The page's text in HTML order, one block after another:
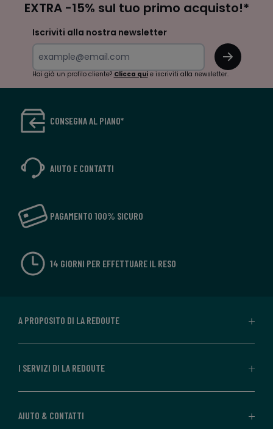
newsletter
EXTRA -15% sul tuo primo acquisto!*
Iscriviti alla nostra newsletter
OK
Hai già un profilo cliente? Clicca quie iscriviti alla newsletter.
CONSEGNA AL PIANO*
AIUTO E CONTATTI
PAGAMENTO 100% SICURO
14 GIORNI PER EFFETTUARE IL RESO
A PROPOSITO DI LA REDOUTE
I SERVIZI DI LA REDOUTE
AIUTO & CONTATTI